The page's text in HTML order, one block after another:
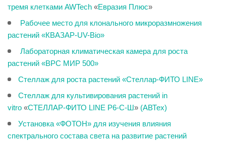
тремя клетками AWTech «Евразия Плюс»
Рабочее место для клонального микроразмножения
растений «КВАЗАР-UV-Bio»
Лабораторная климатическая камера для роста
растений «ВРС МИР 500»
Стеллаж для роста растений «Стеллар-ФИТО LINE»
Стеллаж для культивирования растений in
vitro «СТЕЛЛАР-ФИТО LINE Р6-С-Ш» (АВТех)
Установка «ФОТОН» для изучения влияния
спектрального состава света на развитие растений